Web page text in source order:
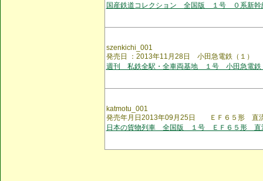
国産鉄道コレクション 全国版 １号 ０系新幹
szenkichi_001
発売日 ：2013年11月28日 小田急電鉄（１）
週刊 私鉄全駅・全車両基地 １号 小田急電鉄
katmotu_001
発売年月日2013年09月25日 ＥＦ６５形 直
日本の貨物列車 全国版 １号 ＥＦ６５形 直